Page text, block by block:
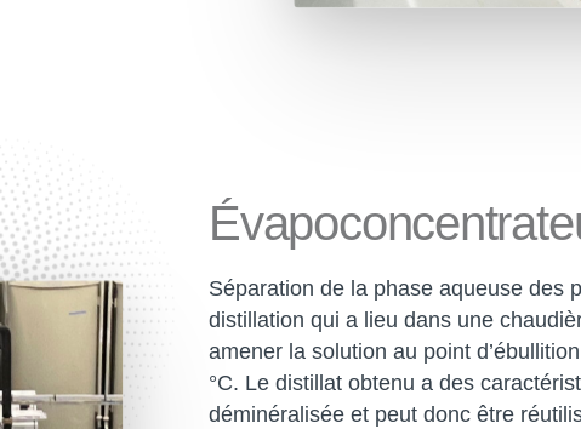
Séparation de la phase aqueuse des
distillation qui a lieu dans une
amener la solution au point
°C. Le distillat obtenu a des
déminéralisée et peut donc être